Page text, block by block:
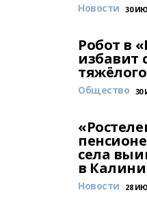
Новости 30
Робот в
избавит
Общество 30
села
в
Новости 28